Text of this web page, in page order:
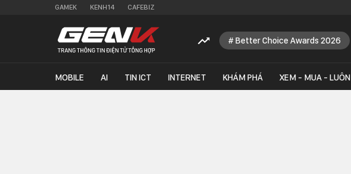
GAMEK KENH14 CAFEBIZ
Better Choice Awards 2026
MOBILE AI TIN ICT INTERNET KHÁM PHÁ XEM - MUA - LUÔN